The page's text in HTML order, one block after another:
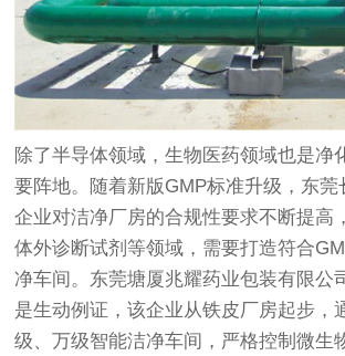
除了半导体领域，生物医药领域也是净
要阵地。随着新版GMP标准升级，东
企业对洁净厂房的合规性要求不断提高
体外诊断试剂等领域，需要打造符合
净车间。东莞塘厦兆耀药业包装有限公
是生动例证，该企业从铁皮厂房起步，
级、万级智能洁净车间，严格控制微生